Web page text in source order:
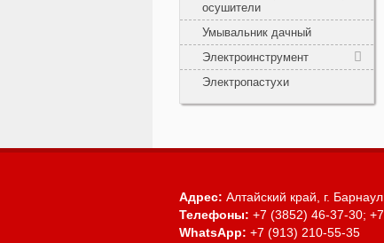
осушители
Умывальник дачный
Электроинструмент
Электропастухи
Адрес: Алтайский край, г. Барнаул,
Телефоны: +7 (3852) 46-37-30;
WhatsApp: +7 (913) 210-55-35